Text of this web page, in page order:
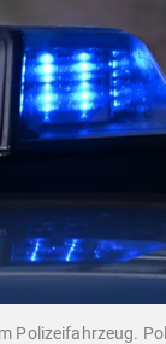
Polizeifahrzeug.